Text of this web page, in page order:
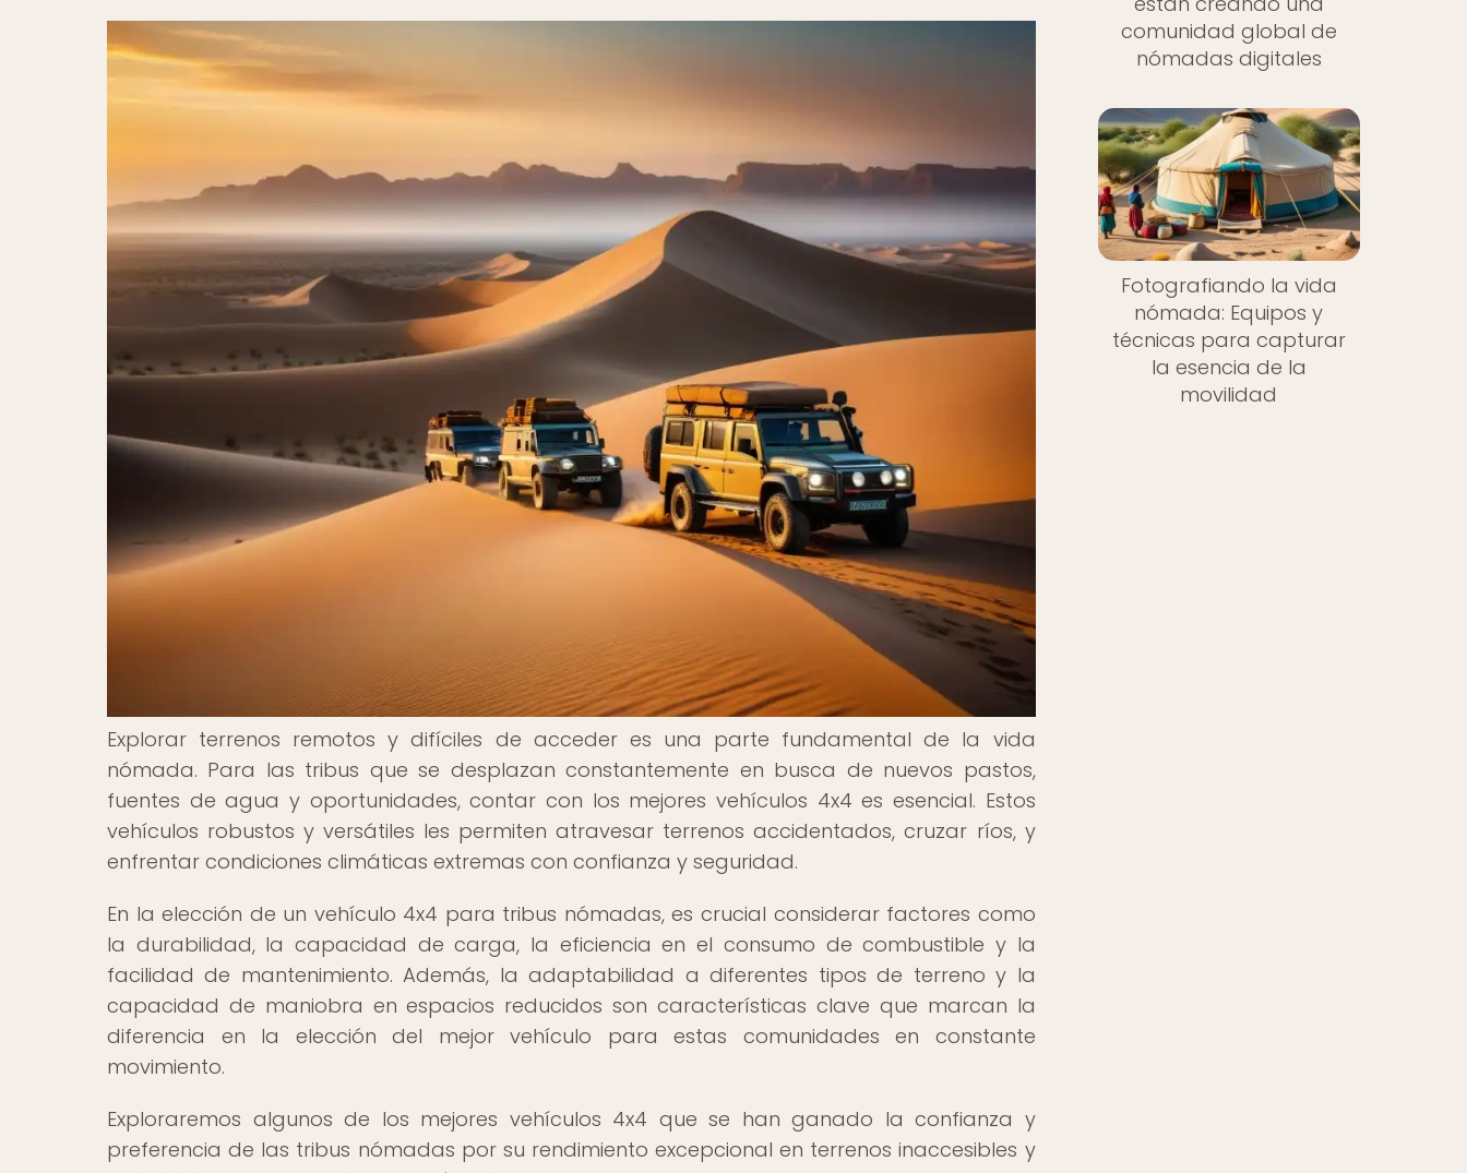
Explorar terrenos remotos y difíciles de acceder es una parte fundamental de la vida
nómada. Para las tribus que se desplazan constantemente en busca de nuevos pastos,
fuentes de agua y oportunidades, contar con los mejores vehículos 4x4 es esencial. Estos
vehículos robustos y versátiles les permiten atravesar terrenos accidentados, cruzar ríos, y
enfrentar condiciones climáticas extremas con confianza y seguridad.
En la elección de un vehículo 4x4 para tribus nómadas, es crucial considerar factores como
la durabilidad, la capacidad de carga, la eficiencia en el consumo de combustible y la
facilidad de mantenimiento. Además, la adaptabilidad a diferentes tipos de terreno y la
capacidad de maniobra en espacios reducidos son características clave que marcan la
diferencia en la elección del mejor vehículo para estas comunidades en constante
movimiento.
Exploraremos algunos de los mejores vehículos 4x4 que se han ganado la confianza y
preferencia de las tribus nómadas por su rendimiento excepcional en terrenos inaccesibles y
comunidad global de
nómadas digitales
Fotografiando la vida
nómada: Equipos y
técnicas para capturar
la esencia de la
movilidad